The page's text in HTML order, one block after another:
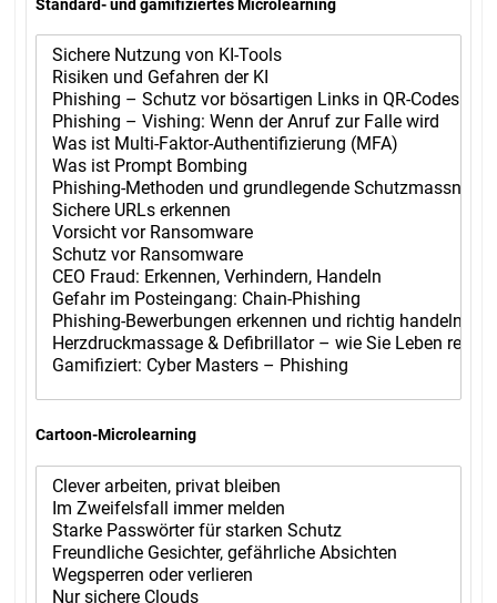
Standard- und gamifiziertes Microlearning
Cartoon-Microlearning